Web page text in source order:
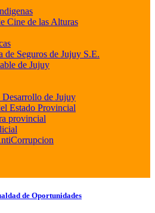
Cine de las Alturas
de Seguros de Jujuy S.E.
de Jujuy
Desarrollo de Jujuy
Estado Provincial
provincial
de Oportunidades